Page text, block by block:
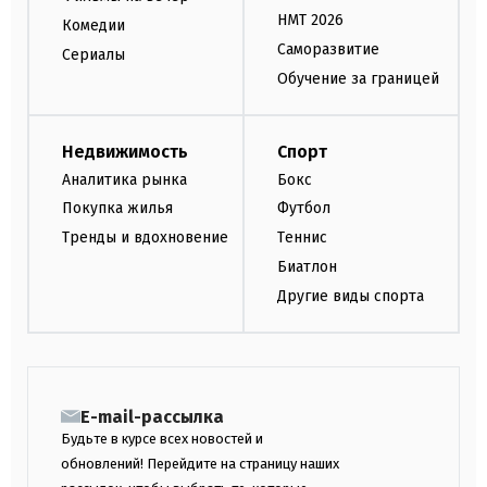
Комедии
Сериалы
НМТ 2026
Саморазвитие
Обучение за границей
Недвижимость
Аналитика рынка
Покупка жилья
Тренды и вдохновение
Спорт
Бокс
Футбол
Теннис
Биатлон
Другие виды спорта
E-mail-рассылка
Будьте в курсе всех новостей и
обновлений! Перейдите на страницу наших